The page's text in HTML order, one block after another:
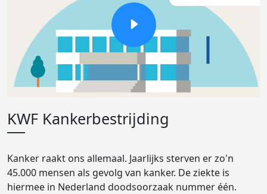
KWF Kankerbestrijding
Kanker raakt ons allemaal. Jaarlijks sterven er zo'n
45.000 mensen als gevolg van kanker. De ziekte is
hiermee in Nederland doodsoorzaak nummer één.